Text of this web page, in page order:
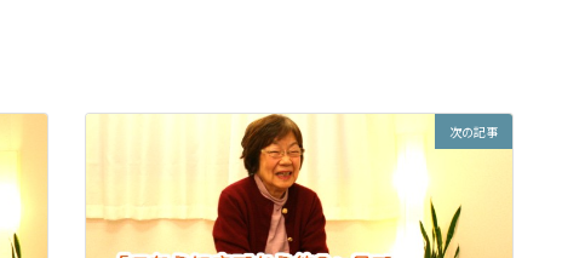
次の記事